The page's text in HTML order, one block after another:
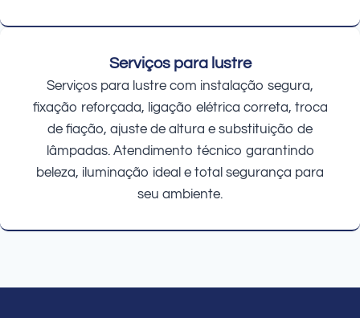
Serviços para lustre
Serviços para lustre com instalação segura,
fixação reforçada, ligação elétrica correta, troca
de fiação, ajuste de altura e substituição de
lâmpadas. Atendimento técnico garantindo
beleza, iluminação ideal e total segurança para
seu ambiente.